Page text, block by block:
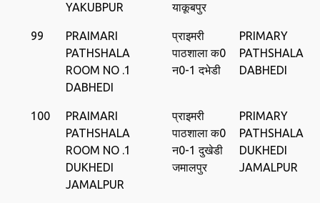
YAKUBPUR
याकूबपुर
99
PRAIMARI
PATHSHALA
ROOM NO .1
DABHEDI
प्राइमरी
पाठशाला क0
न0-1 दभेडी
PRIMARY
PATHSHALA
DABHEDI
100
PRAIMARI
PATHSHALA
ROOM NO .1
DUKHEDI
JAMALPUR
प्राइमरी
पाठशाला क0
न0-1 दुखेडी
जमालपुर
PRIMARY
PATHSHALA
DUKHEDI
JAMALPUR